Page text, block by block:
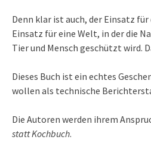
Denn klar ist auch, der Einsatz
Einsatz für eine Welt, in der die
Tier und Mensch geschützt wird.
Dieses Buch ist ein echtes
wollen als technische
Die Autoren werden ihrem
statt Kochbuch.